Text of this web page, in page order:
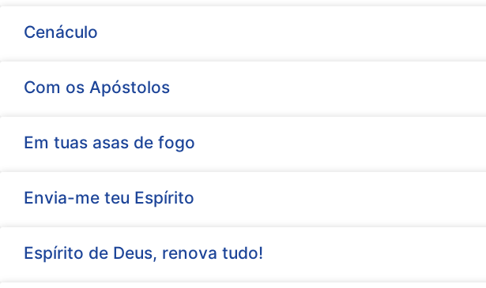
Cenáculo
Com os Apóstolos
Em tuas asas de fogo
Envia-me teu Espírito
Espírito de Deus, renova tudo!